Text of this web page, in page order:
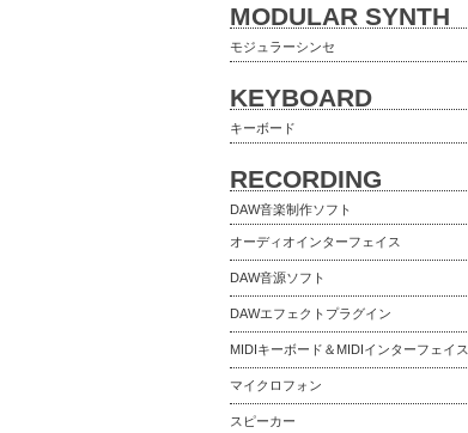
MODULAR SYNTH
モジュラーシンセ
KEYBOARD
キーボード
RECORDING
DAW音楽制作ソフト
オーディオインターフェイス
DAW音源ソフト
DAWエフェクトプラグイン
MIDIキーボード＆MIDIインターフェイス
マイクロフォン
スピーカー